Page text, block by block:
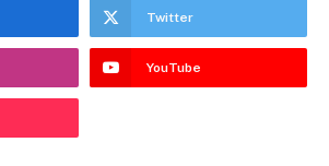
Twitter
YouTube